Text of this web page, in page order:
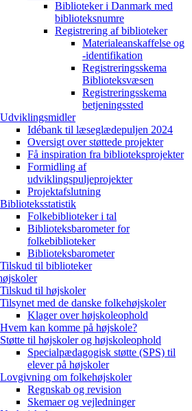
Biblioteker i Danmark med
biblioteksnumre
Registrering af biblioteker
Materialeanskaffelse og
-identifikation
Registreringsskema
Biblioteksvæsen
Registreringsskema
betjeningssted
Udviklingsmidler
Idébank til læseglædepuljen 2024
Oversigt over støttede projekter
Få inspiration fra biblioteksprojekter
Formidling af
udviklingspuljeprojekter
Projektafslutning
Biblioteksstatistik
Folkebiblioteker i tal
Biblioteksbarometer for
folkebiblioteker
Biblioteksbarometer
Tilskud til biblioteker
Tilskud til højskoler
Tilsynet med de danske folkehøjskoler
Klager over højskoleophold
Hvem kan komme på højskole?
Støtte til højskoler og højskoleophold
Specialpædagogisk støtte (SPS) til
elever på højskoler
Lovgivning om folkehøjskoler
Regnskab og revision
Skemaer og vejledninger